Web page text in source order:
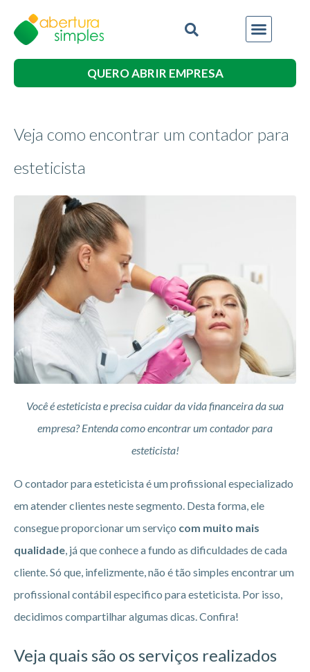
QUERO ABRIR EMPRESA
Veja como encontrar um contador para
esteticista
Você é esteticista e precisa cuidar da vida financeira da sua
empresa? Entenda como encontrar um contador para
esteticista!
O contador para esteticista é um profissional especializado
em atender clientes neste segmento. Desta forma, ele
consegue proporcionar um serviço com muito mais
qualidade, já que conhece a fundo as dificuldades de cada
cliente. Só que, infelizmente, não é tão simples encontrar um
profissional contábil especifico para esteticista. Por isso,
decidimos compartilhar algumas dicas. Confira!
Veja quais são os serviços realizados